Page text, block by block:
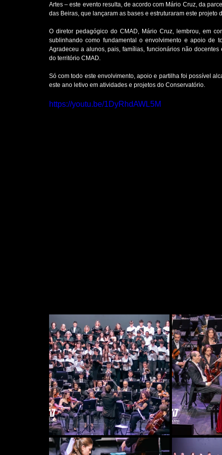
Artes – este evento resulta, de acordo com Mário Cruz, da
das Beiras, que lançaram as bases e estruturaram este projeto
O diretor pedagógico do CMAD, Mário Cruz, lembrou, em
sublinhando como fundamental o envolvimento e apoio de
Agradeceu a alunos, pais, famílias, funcionários não
do território CMAD.
Só com todo este envolvimento, apoio e partilha foi possível
este ano letivo em atividades e projetos do Conservatório.
https://youtu.be/1DyRhdAWL5M